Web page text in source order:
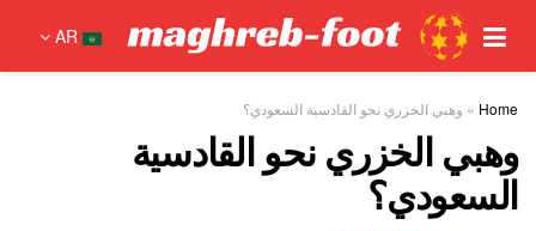
AR
Home
» وهبي الخزري نحو القادسية السعودي؟
وهبي الخزري نحو القادسية
السعودي؟